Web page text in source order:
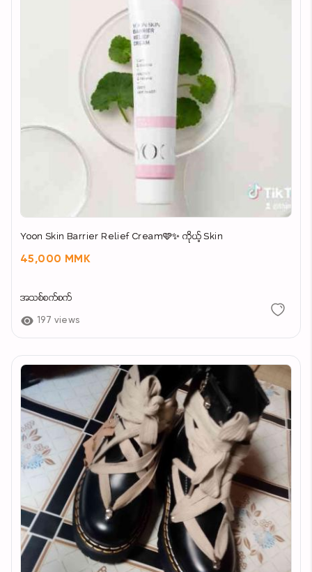
Yoon Skin Barrier Relief Cream🩷✨ ကိုယ့် Skin
45,000 MMK
အသစ်စက်စက်
197 views